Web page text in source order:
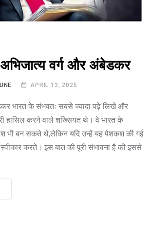
अभिजात्य वर्ग और अंबेडकर
APRIL 13, 2025
भारत के संभवतः सबसे ज्यादा पढ़े लिखे और
हासिल करने वाले शख्सियत थे। वे भारत के
भी बन सकते थे,लेकिन यदि उन्हें यह पेशकश की गई
स्वीकार करते। इस बात की पूरी संभावना है की इससे